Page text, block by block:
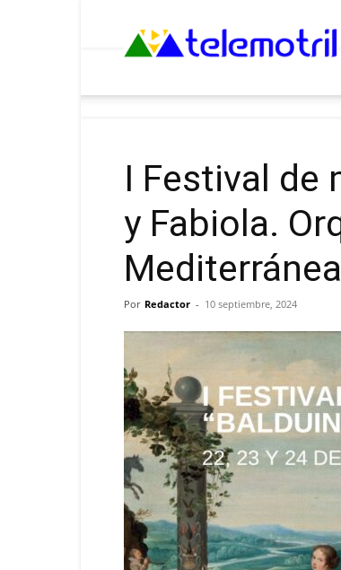
I Festival de
y Fabiola.
Por Redactor - 10 septiembre, 2024